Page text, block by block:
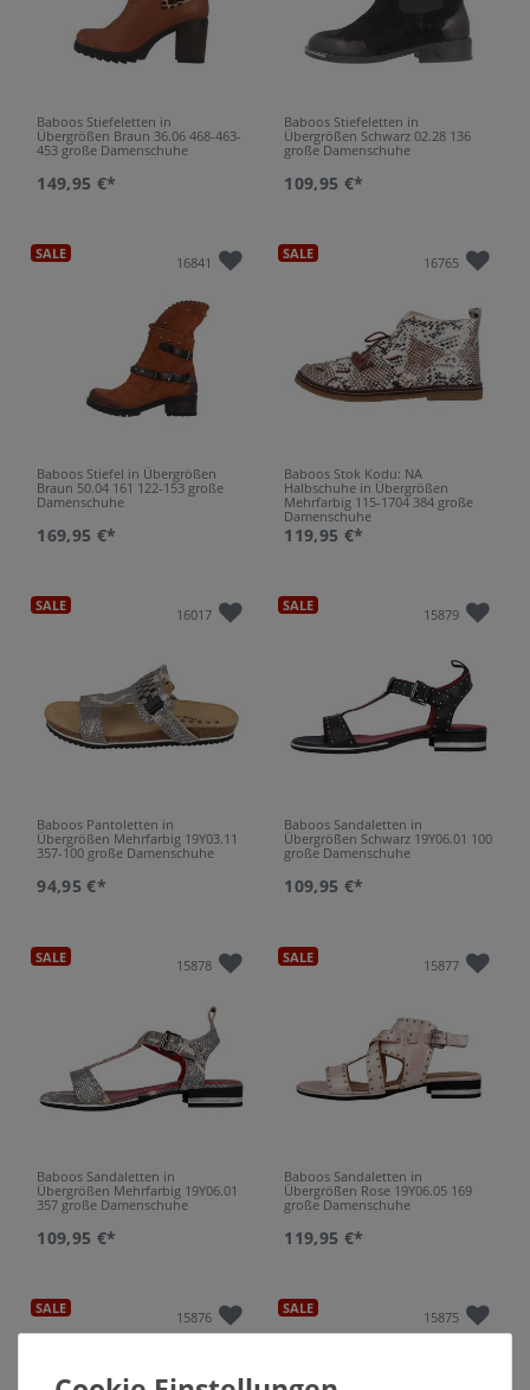
Baboos Stiefeletten in
Übergrößen Braun 36.06 468-463-
453 große Damenschuhe
149,95 €*
Baboos Stiefeletten in
Übergrößen Schwarz 02.28 136
große Damenschuhe
109,95 €*
SALE 16841
Baboos Stiefel in Übergrößen
Braun 50.04 161 122-153 große
Damenschuhe
169,95 €*
SALE 16765
Baboos Stok Kodu: NA
Halbschuhe in Übergrößen
Mehrfarbig 115-1704 384 große
Damenschuhe
119,95 €*
SALE 16017
Baboos Pantoletten in
Übergrößen Mehrfarbig 19Y03.11
357-100 große Damenschuhe
94,95 €*
SALE 15879
Baboos Sandaletten in
Übergrößen Schwarz 19Y06.01 100
große Damenschuhe
109,95 €*
SALE 15878
Baboos Sandaletten in
Übergrößen Mehrfarbig 19Y06.01
357 große Damenschuhe
109,95 €*
SALE 15877
Baboos Sandaletten in
Übergrößen Rose 19Y06.05 169
große Damenschuhe
119,95 €*
SALE 15876 SALE 15875